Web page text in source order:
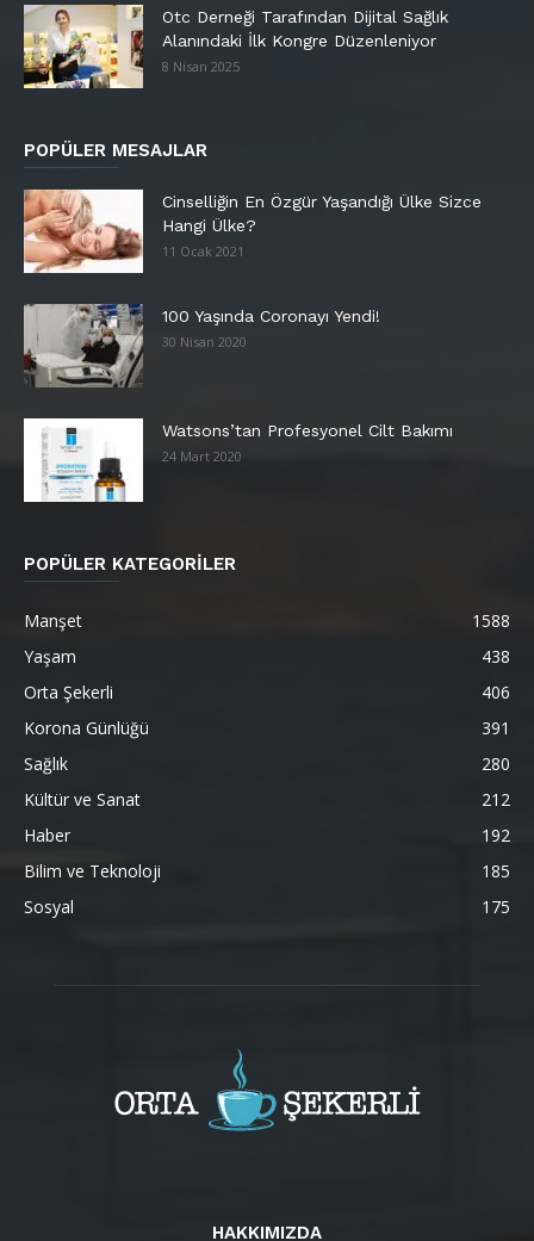
Otc Derneği Tarafından Dijital Sağlık
Alanındaki İlk Kongre Düzenleniyor
8 Nisan 2025
POPÜLER MESAJLAR
Cinselliğin En Özgür Yaşandığı Ülke Sizce
Hangi Ülke?
11 Ocak 2021
100 Yaşında Coronayı Yendi!
30 Nisan 2020
Watsons’tan Profesyonel Cilt Bakımı
24 Mart 2020
POPÜLER KATEGORİLER
Manşet
1588
Yaşam
438
Orta Şekerli
406
Korona Günlüğü
391
Sağlık
280
Kültür ve Sanat
212
Haber
192
Bilim ve Teknoloji
185
Sosyal
175
HAKKIMIZDA